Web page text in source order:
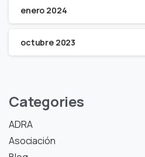
enero 2024
octubre 2023
Categories
ADRA
Asociación